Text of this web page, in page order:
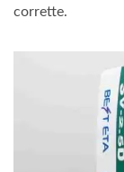
corrette.